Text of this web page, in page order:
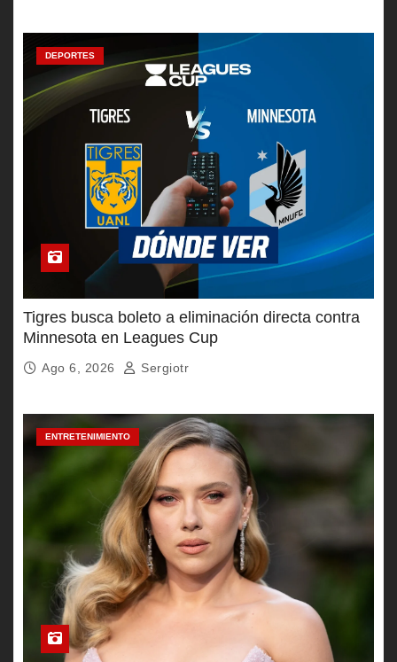
DEPORTES
Tigres busca boleto a eliminación directa contra
Minnesota en Leagues Cup
Ago 6, 2026 Sergiotr
ENTRETENIMIENTO